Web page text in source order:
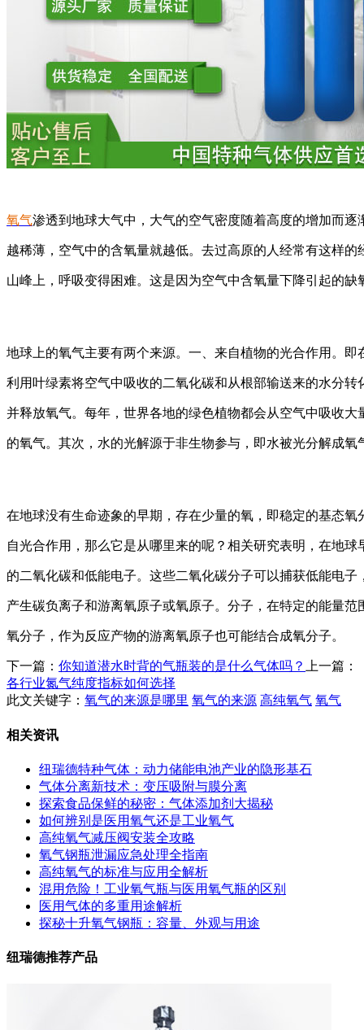
氧气渗透到地球大气中，大气的空气密度随着高度的增加而逐
越稀薄，空气中的含氧量就越低。去过高原的人经常有这样的
山峰上，呼吸变得困难。这是因为空气中含氧量下降引起的缺
地球上的氧气主要有两个来源。一、来自植物的光合作用。即
利用叶绿素将空气中吸收的二氧化碳和从根部输送来的水分转
并释放氧气。每年，世界各地的绿色植物都会从空气中吸收大
的氧气。其次，水的光解源于非生物参与，即水被光分解成氧
在地球没有生命迹象的早期，存在少量的氧，即稳定的基态氧
自光合作用，那么它是从哪里来的呢？相关研究表明，在地
的二氧化碳和低能电子。这些二氧化碳分子可以捕获低能电
产生碳负离子和游离氧原子或氧原子。分子，在特定的能量范
氧分子，作为反应产物的游离氧原子也可能结合成氧分子。
下一篇： 你知道潜水时背的气瓶装的是什么气体吗？
上一篇：
各行业氮气纯度指标如何选择
此文关键字： 氧气的来源是哪里 氧气的来源 高纯氧气 氧气
相关资讯
纽瑞德特种气体：动力储能电池产业的隐形基石
气体分离新技术：变压吸附与膜分离
探索食品保鲜的秘密：气体添加剂大揭秘
如何辨别是医用氧气还是工业氧气
高纯氧气减压阀安装全攻略
氧气钢瓶泄漏应急处理全指南
高纯氧气的标准与应用全解析
混用危险！工业氧气瓶与医用氧气瓶的区别
医用气体的多重用途解析
探秘十升氧气钢瓶：容量、外观与用途
纽瑞德推荐产品